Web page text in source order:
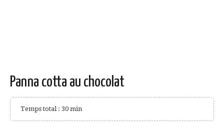
Panna cotta au chocolat
Temps total : 30 min